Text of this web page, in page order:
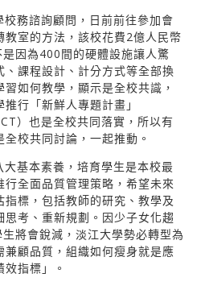
務諮詢顧問，日前前往參加會
室的方法，該校花費2億人民幣
因為400間的硬體設施讓人驚
課程設計、計分方式等全部換
如何教學，顯示是全校共識，
行「新鮮人專題計畫」
）也是全校共同落實，所以有
校共同討論，一起推動。
基本素養，培育學生是本校最
全面品質管理策略，希望未來
標，包括教師的研究、教學及
考、重新規劃。因少子女化趨
將會銳減，淡江大學勢必轉型為
兼顧品質，組織如何瘦身就是應
指標」。